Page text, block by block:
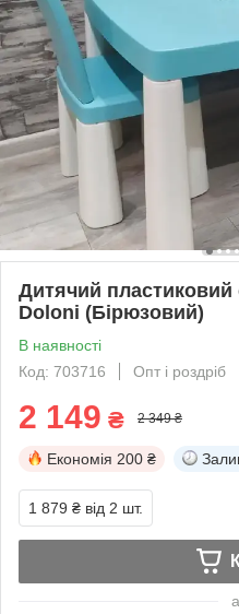
Дитячий пластиковий
Doloni (Бірюзовий)
В наявності
Код: 703716
Опт і роздріб
2 149 ₴ 2 349 ₴
Економія 200 ₴
1 879 ₴ від 2 шт.